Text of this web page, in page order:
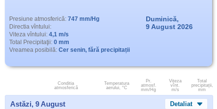
Presiune atmosferică: 747 mm/Hg
Directia vîntului:
Viteza vîntului: 4,1 m/s
Total Precipitaţii: 0 mm
Vreamea posibilă: Cer senin, fără precipitații
Duminică,
9 August 2026
Conditia
atmosferică
Temperatura
aerului, °C
Pr.
atmosf.
mm/Hg
Viteza
vînt.
m/s
Total
precipitații,
mm
Astăzi, 9 August Detaliat